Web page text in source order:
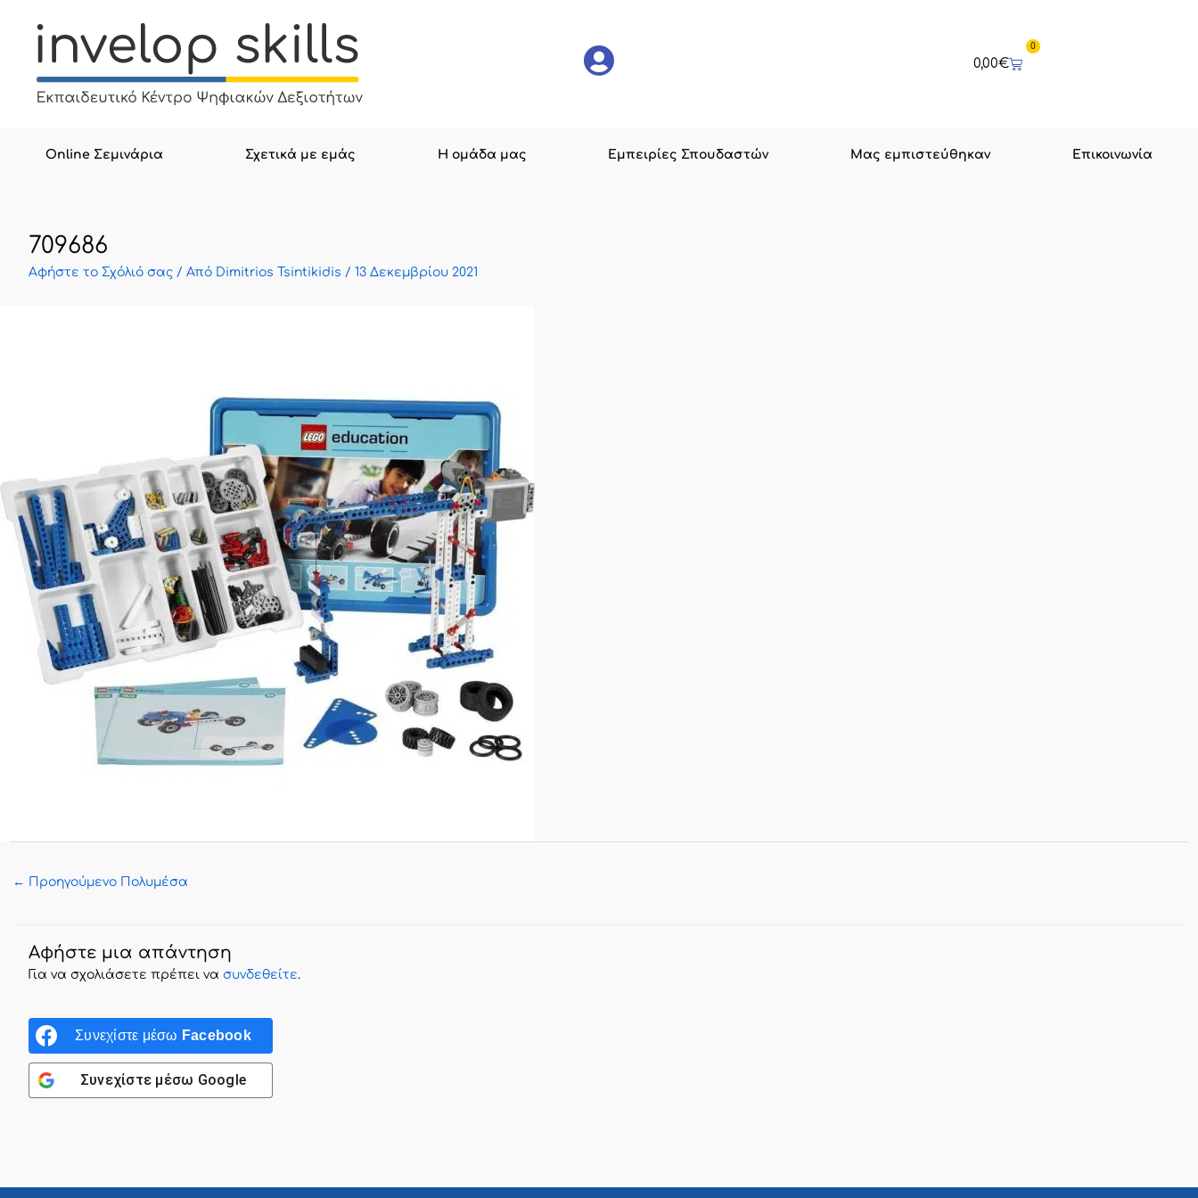
0,00€
0
Cart
Online Σεμινάρια Σχετικά με εμάς Η ομάδα μας Εμπειρίες Σπουδαστών Μας εμπιστεύθηκαν Επικοινωνία
709686
Αφήστε το Σχόλιό σας / Από Dimitrios Tsintikidis / 13 Δεκεμβρίου 2021
← Προηγούμενο Πολυμέσα
Αφήστε μια απάντηση
Για να σχολιάσετε πρέπει να συνδεθείτε.
Συνεχίστε μέσω Facebook
Συνεχίστε μέσω Google